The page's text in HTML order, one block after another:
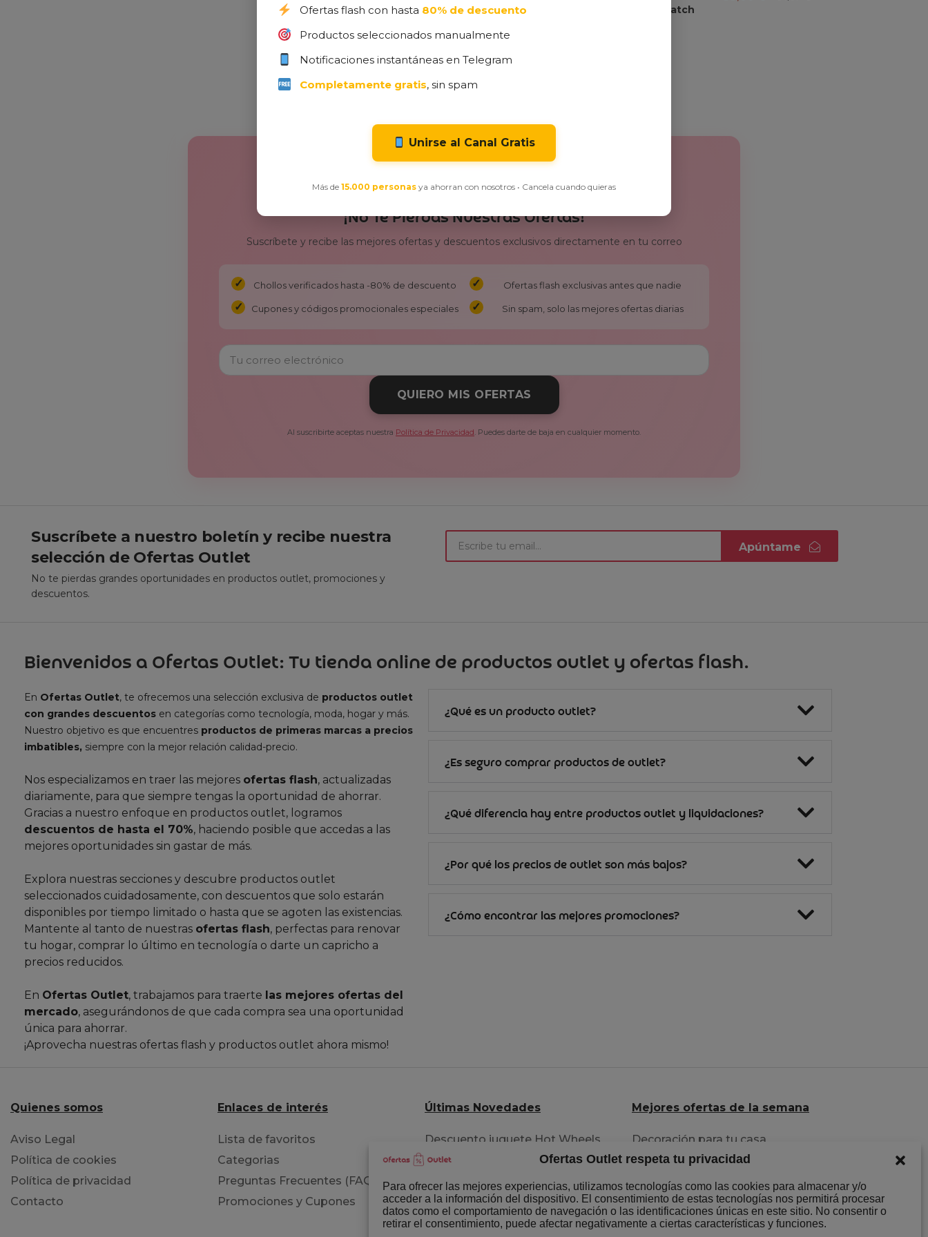
Ofertas Outlet respeta tu privacidad
Para ofrecer las mejores experiencias, utilizamos tecnologías como las cookies para almacenar y/o
acceder a la información del dispositivo. El consentimiento de estas tecnologías nos permitirá procesar
datos como el comportamiento de navegación o las identificaciones únicas en este sitio. No consentir o
retirar el consentimiento, puede afectar negativamente a ciertas características y funciones.
Wireless Auriculares con
28,49€ 29,99€
Impermeable Smartwatch
¡No Te Pierdas Nuestras Ofertas!
Suscríbete y recibe las mejores ofertas y descuentos exclusivos directamente en tu correo
Chollos verificados hasta -80% de descuento Ofertas flash exclusivas antes que nadie
Cupones y códigos promocionales especiales Sin spam, solo las mejores ofertas diarias
QUIERO MIS OFERTAS
Al suscribirte aceptas nuestra Política de Privacidad. Puedes darte de baja en cualquier momento.
Suscríbete a nuestro boletín y recibe nuestra
selección de Ofertas Outlet
No te pierdas grandes oportunidades en productos outlet, promociones y
descuentos.
Apúntame
Bienvenidos a Ofertas Outlet: Tu tienda online de productos outlet y ofertas flash.
En Ofertas Outlet, te ofrecemos una selección exclusiva de productos outlet
con grandes descuentos en categorías como tecnología, moda, hogar y más.
Nuestro objetivo es que encuentres productos de primeras marcas a precios
imbatibles, siempre con la mejor relación calidad-precio.
Nos especializamos en traer las mejores ofertas flash, actualizadas
diariamente, para que siempre tengas la oportunidad de ahorrar.
Gracias a nuestro enfoque en productos outlet, logramos
descuentos de hasta el 70%, haciendo posible que accedas a las
mejores oportunidades sin gastar de más.
Explora nuestras secciones y descubre productos outlet
seleccionados cuidadosamente, con descuentos que solo estarán
disponibles por tiempo limitado o hasta que se agoten las existencias.
Mantente al tanto de nuestras ofertas flash, perfectas para renovar
tu hogar, comprar lo último en tecnología o darte un capricho a
precios reducidos.
En Ofertas Outlet, trabajamos para traerte las mejores ofertas del
mercado, asegurándonos de que cada compra sea una oportunidad
única para ahorrar.
¡Aprovecha nuestras ofertas flash y productos outlet ahora mismo!
¿Qué es un producto outlet?
¿Es seguro comprar productos de outlet?
¿Qué diferencia hay entre productos outlet y liquidaciones?
¿Por qué los precios de outlet son más bajos?
¿Cómo encontrar las mejores promociones?
Quienes somos
Aviso Legal
Política de cookies
Política de privacidad
Contacto
Enlaces de interés
Lista de favoritos
Categorias
Preguntas Frecuentes (FAQ)
Promociones y Cupones
Últimas Novedades
Descuento juguete Hot Wheels
pista acrobacia
Extensiones para tu cabello
Libro del permiso B circulación
Mejores ofertas de la semana
Decoración para tu casa
Herramientas al mejor precio
Descuentazos en Ropa
Ofertas flash con hasta 80% de descuento
Productos seleccionados manualmente
Notificaciones instantáneas en Telegram
Completamente gratis, sin spam
Unirse al Canal Gratis
Más de 15.000 personas ya ahorran con nosotros • Cancela cuando quieras